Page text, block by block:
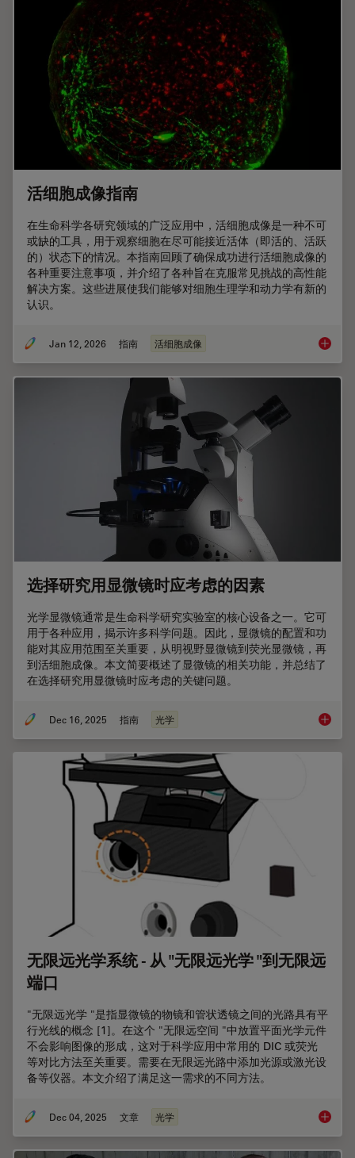
活细胞成像指南
在生命科学各研究领域的广泛应用中，活细胞成像是一种不可
或缺的工具，用于观察细胞在尽可能接近活体（即活的、活跃
的）状态下的情况。本指南回顾了确保成功进行活细胞成像的
各种重要注意事项，并介绍了各种旨在克服常见挑战的高性能
解决方案。这些进展使我们能够对细胞生理学和动力学有新的
认识。
Jan 12, 2026 指南 活细胞成像 活细胞
选择研究用显微镜时应考虑的因素
光学显微镜通常是生命科学研究实验室的核心设备之一。它可
用于各种应用，揭示许多科学问题。因此，显微镜的配置和功
能对其应用范围至关重要，从明视野显微镜到荧光显微镜，再
到活细胞成像。本文简要概述了显微镜的相关功能，并总结了
在选择研究用显微镜时应考虑的关键问题。
Dec 16, 2025 指南 光学 选择研
无限远光学系统 - 从 "无限远光学 "到无限远
端口
"无限远光学 "是指显微镜的物镜和管状透镜之间的光路具有平
行光线的概念 [1]。在这个 "无限远空间 "中放置平面光学元件
不会影响图像的形成，这对于科学应用中常用的 DIC 或荧光
等对比方法至关重要。需要在无限远光路中添加光源或激光设
备等仪器。本文介绍了满足这一需求的不同方法。
Dec 04, 2025 文章 光学 无限远